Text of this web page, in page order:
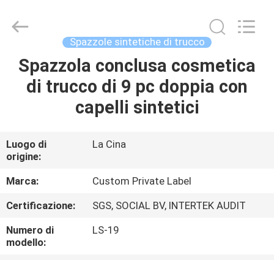
CASA
PRODOTTI
CIRCA
NOI
GIRO
DELLA
FABBRICA
Chanmy
Cosmetics
Reserved.
Spazzole sintetiche di trucco
Spazzola conclusa cosmetica
di trucco di 9 pc doppia con
capelli sintetici
Luogo di
origine:
La Cina
Marca:
Custom Private Label
Certificazione:
SGS, SOCIAL BV, INTERTEK AUDIT
Numero di
modello:
LS-19